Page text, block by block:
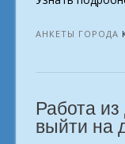
АНКЕТЫ ГОРОДА
Работа
выйти на